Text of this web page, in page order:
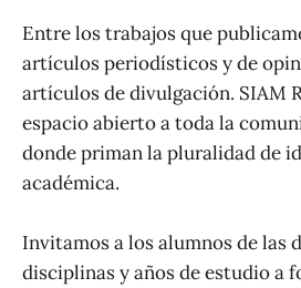
Entre los trabajos que
artículos periodísticos y de
artículos de divulgación. SIAM
espacio abierto a toda la
donde priman la pluralidad de
académica.
Invitamos a los alumnos de las
disciplinas y años de estudio a